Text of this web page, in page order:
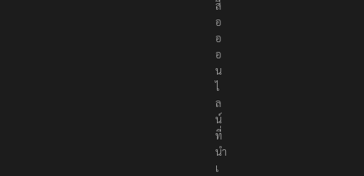
สื่
อ
อ
อ
น
ไ
ล
น์
ที่
นำ
เ